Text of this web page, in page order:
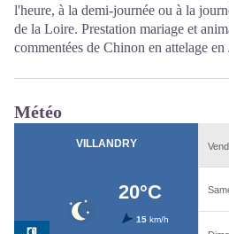
l'heure, à la demi-journée ou à la
de la Loire. Prestation mariage et
commentées de Chinon en attelage
Météo